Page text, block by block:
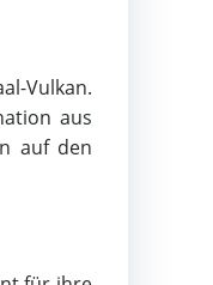
Vulkan.
aus
auf den